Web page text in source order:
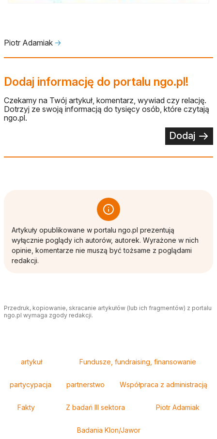
Piotr Adamiak 🡢
Dodaj informację do portalu ngo.pl!
Czekamy na Twój artykuł, komentarz, wywiad czy relację.
Dotrzyj ze swoją informacją do tysięcy osób, które czytają
ngo.pl.
Dodaj
Artykuły opublikowane w portalu ngo.pl prezentują
wyłącznie poglądy ich autorów, autorek. Wyrażone w nich
opinie, komentarze nie muszą być tożsame z poglądami
redakcji.
Przedruk, kopiowanie, skracanie artykułów (lub ich fragmentów) z portalu
ngo.pl wymaga zgody redakcji.
artykuł Fundusze, fundraising, finansowanie
partycypacja partnerstwo Współpraca z administracją
Fakty Z badań III sektora Piotr Adamiak
Badania Klon/Jawor